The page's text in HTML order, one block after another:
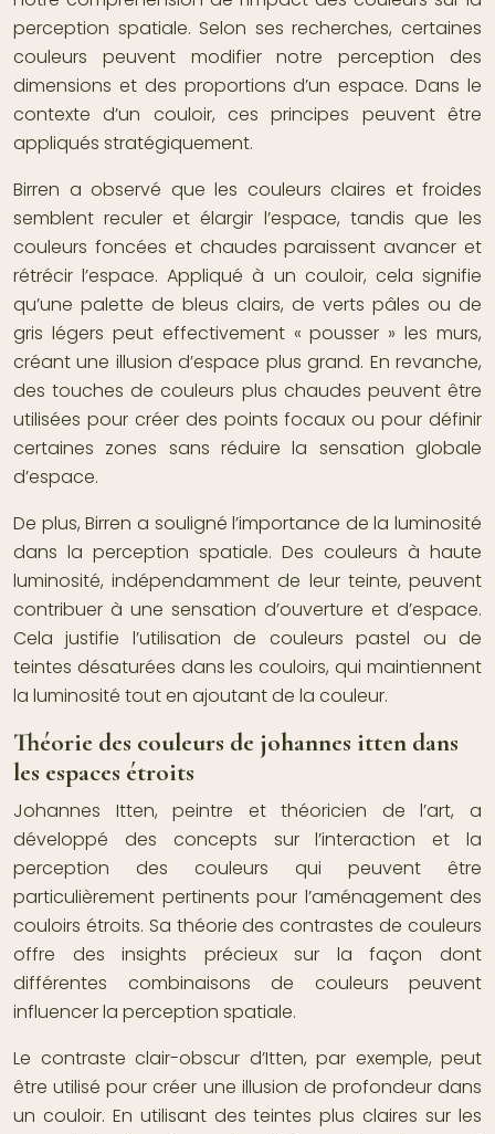
perception spatiale. Selon ses recherches, certaines
couleurs peuvent modifier notre perception des
dimensions et des proportions d’un espace. Dans le
contexte d’un couloir, ces principes peuvent être
appliqués stratégiquement.
Birren a observé que les couleurs claires et froides
semblent reculer et élargir l’espace, tandis que les
couleurs foncées et chaudes paraissent avancer et
rétrécir l’espace. Appliqué à un couloir, cela signifie
qu’une palette de bleus clairs, de verts pâles ou de
gris légers peut effectivement « pousser » les murs,
créant une illusion d’espace plus grand. En revanche,
des touches de couleurs plus chaudes peuvent être
utilisées pour créer des points focaux ou pour définir
certaines zones sans réduire la sensation globale
d’espace.
De plus, Birren a souligné l’importance de la luminosité
dans la perception spatiale. Des couleurs à haute
luminosité, indépendamment de leur teinte, peuvent
contribuer à une sensation d’ouverture et d’espace.
Cela justifie l’utilisation de couleurs pastel ou de
teintes désaturées dans les couloirs, qui maintiennent
la luminosité tout en ajoutant de la couleur.
Théorie des couleurs de johannes itten dans
les espaces étroits
Johannes Itten, peintre et théoricien de l’art, a
développé des concepts sur l’interaction et la
perception des couleurs qui peuvent être
particulièrement pertinents pour l’aménagement des
couloirs étroits. Sa théorie des contrastes de couleurs
offre des insights précieux sur la façon dont
différentes combinaisons de couleurs peuvent
influencer la perception spatiale.
Le contraste clair-obscur d’Itten, par exemple, peut
être utilisé pour créer une illusion de profondeur dans
un couloir. En utilisant des teintes plus claires sur les